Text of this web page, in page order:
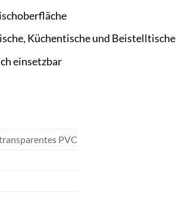
Küchentische und Beistelltische
einsetzbar
PVC